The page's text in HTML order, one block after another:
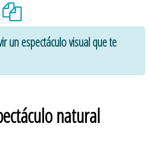
un espectáculo visual que te
natural